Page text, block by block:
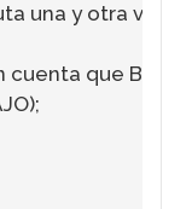
una y otra vez
cuenta que BAJO